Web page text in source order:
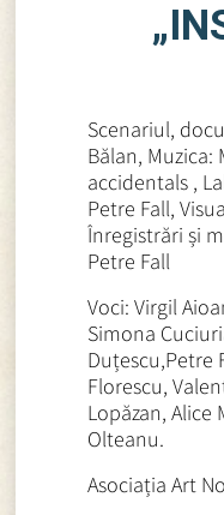
Scenariul,
Bălan, Muzica:
accidentals ,
Petre Fall,
Înregistrări și
Petre Fall
Voci: Virgil
Simona
Duțescu,Petre
Florescu,
Lopăzan, Alice
Olteanu.
Asociația Art